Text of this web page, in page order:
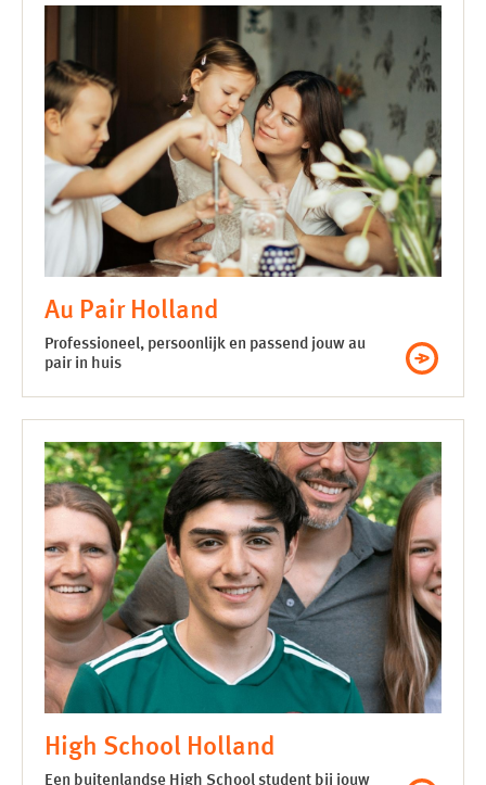
Au Pair Holland
Professioneel, persoonlijk en passend jouw au
pair in huis
High School Holland
Een buitenlandse High School student bij jouw